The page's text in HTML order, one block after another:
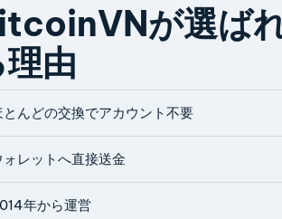
が選ば
由
とんどの交換でアカウント不要
ォレットへ直接送金
年から運営